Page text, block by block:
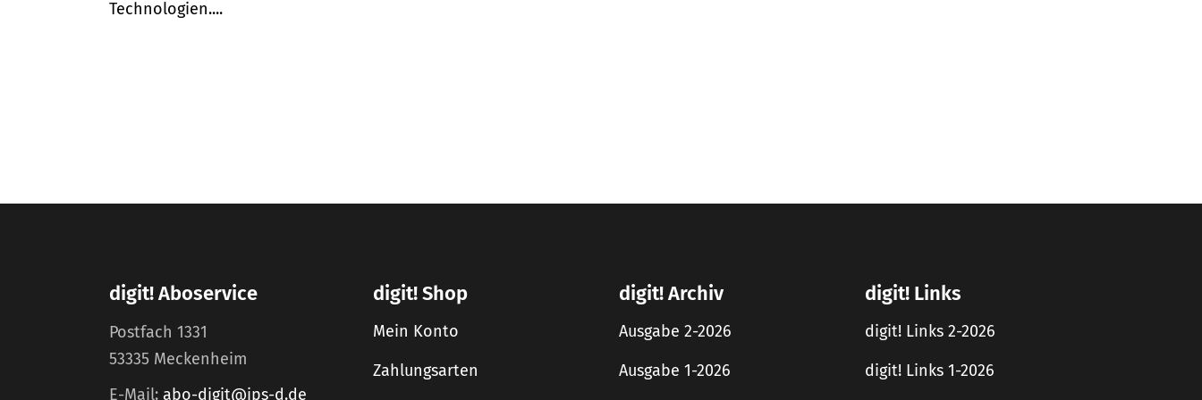
Technologien....
digit! Aboservice
Postfach 1331
53335 Meckenheim
E-Mail: abo-digit@ips-d.de
digit! Shop
Mein Konto
Zahlungsarten
digit! Archiv
Ausgabe 2-2026
Ausgabe 1-2026
digit! Links
digit! Links 2-2026
digit! Links 1-2026